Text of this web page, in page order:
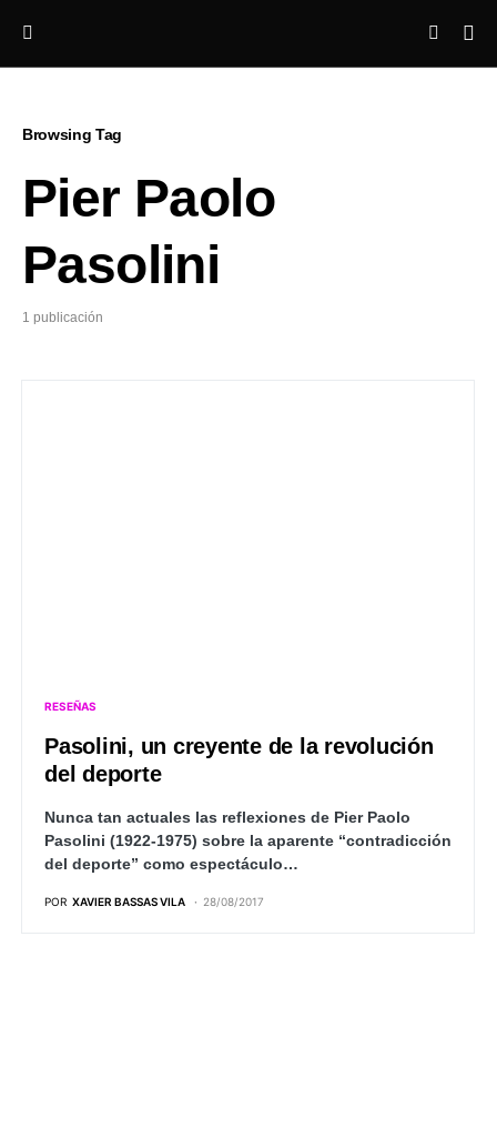
Browsing Tag
Pier Paolo
Pasolini
1 publicación
RESEÑAS
Pasolini, un creyente de la revolución
del deporte
Nunca tan actuales las reflexiones de Pier Paolo
Pasolini (1922-1975) sobre la aparente “contradicción
del deporte” como espectáculo…
POR XAVIER BASSAS VILA 28/08/2017